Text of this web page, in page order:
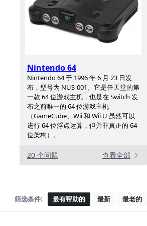
Nintendo 64
Nintendo 64 于 1996 年 6 月 23 日发
布，型号为 NUS-001。它是任天堂的第
一款 64 位游戏主机，也是在 Switch 发
布之前唯一的 64 位游戏主机
（GameCube、Wii 和 Wii U 虽然可以
进行 64 位浮点运算，但并非真正的 64
位架构）。
20 个问题 查看全部
筛选条件: 最有帮助的 最新 最老的